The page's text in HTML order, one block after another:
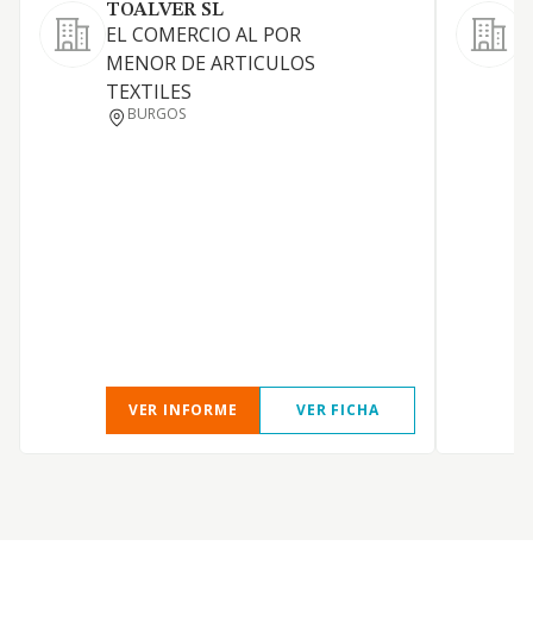
TOALVER SL
EL COMERCIO AL POR
MENOR DE ARTICULOS
TEXTILES
BURGOS
VER INFORME VER FICHA